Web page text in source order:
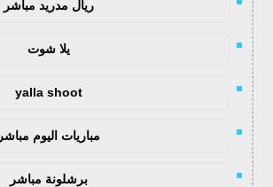
ريال مدريد مباشر
يلا شوت
yalla shoot
مباريات اليوم مباشر
برشلونة مباشر